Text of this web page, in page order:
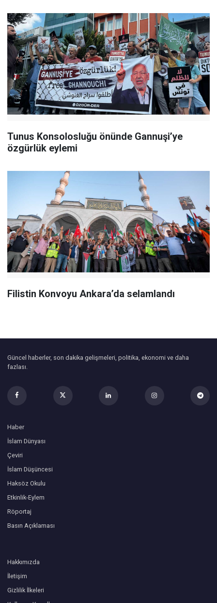
Tunus Konsolosluğu önünde Gannuşi’ye
özgürlük eylemi
Filistin Konvoyu Ankara’da selamlandı
Güncel haberler, son dakika gelişmeleri, politika, ekonomi ve daha
fazlası.
Haber
İslam Dünyası
Çeviri
İslam Düşüncesi
Haksöz Okulu
Etkinlik-Eylem
Röportaj
Basın Açıklaması
Hakkımızda
İletişim
Gizlilik İlkeleri